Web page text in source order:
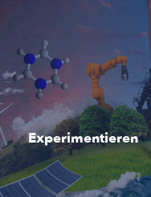
Experimentieren